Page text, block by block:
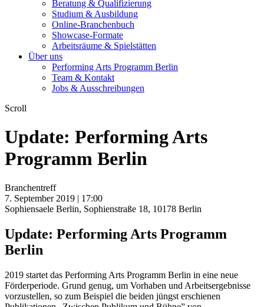
Beratung & Qualifizierung
Studium & Ausbildung
Online-Branchenbuch
Showcase-Formate
Arbeitsräume & Spielstätten
Über uns
Performing Arts Programm Berlin
Team & Kontakt
Jobs & Ausschreibungen
Scroll
Update: Performing Arts
Programm Berlin
Branchentreff
7. September 2019 | 17:00
Sophiensaele Berlin, Sophienstraße 18, 10178 Berlin
Update: Performing Arts Programm
Berlin
2019 startet das Performing Arts Programm Berlin in eine neue
Förderperiode. Grund genug, um Vorhaben und Arbeitsergebnisse
vorzustellen, so zum Beispiel die beiden jüngst erschienen